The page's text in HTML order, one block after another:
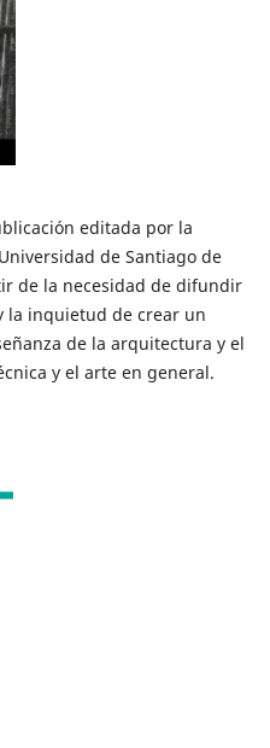
editada por la
de Santiago de
de la necesidad de difundir
la inquietud de crear un
de la arquitectura y el
y el arte en general.